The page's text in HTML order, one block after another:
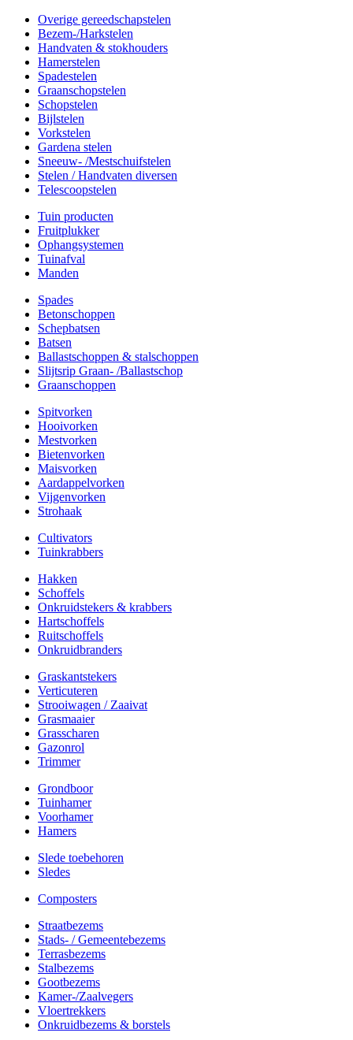
Overige gereedschapstelen
Bezem-/Harkstelen
Handvaten & stokhouders
Hamerstelen
Spadestelen
Graanschopstelen
Schopstelen
Bijlstelen
Vorkstelen
Gardena stelen
Sneeuw- /Mestschuifstelen
Stelen / Handvaten diversen
Telescoopstelen
Tuin producten
Fruitplukker
Ophangsystemen
Tuinafval
Manden
Spades
Betonschoppen
Schepbatsen
Batsen
Ballastschoppen & stalschoppen
Slijtsrip Graan- /Ballastschop
Graanschoppen
Spitvorken
Hooivorken
Mestvorken
Bietenvorken
Maisvorken
Aardappelvorken
Vijgenvorken
Strohaak
Cultivators
Tuinkrabbers
Hakken
Schoffels
Onkruidstekers & krabbers
Hartschoffels
Ruitschoffels
Onkruidbranders
Graskantstekers
Verticuteren
Strooiwagen / Zaaivat
Grasmaaier
Grasscharen
Gazonrol
Trimmer
Grondboor
Tuinhamer
Voorhamer
Hamers
Slede toebehoren
Sledes
Composters
Straatbezems
Stads- / Gemeentebezems
Terrasbezems
Stalbezems
Gootbezems
Kamer-/Zaalvegers
Vloertrekkers
Onkruidbezems & borstels